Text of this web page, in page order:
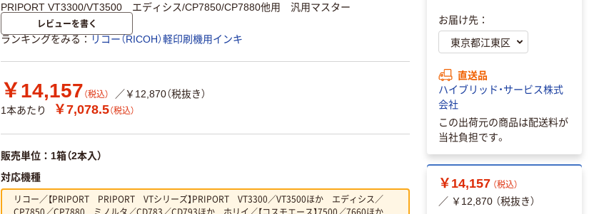
PRIPORT VT3300/VT3500 エディシス/CP7850/CP7880他用 汎用マスター
レビューを書く
ランキングをみる リコー（RICOH）軽印刷機用インキ
￥14,157 （税込）
／￥12,870（税抜き）
1本あたり
￥7,078.5（税込）
販売単位：1箱（2本入）
対応機種
リコー／【PRIPORT PRIPORT VTシリーズ】PRIPORT VT3300／VT3500ほか エディシス／
CP7850／CP7880 ミノルタ／CD783／CD793ほか ホリイ／【コスモエース】7500／7660ほか
お届け先：
直送品
ハイブリッド・サービス株式
会社
この出荷元の商品は配送料が
当社負担です。
￥14,157 （税込）
／ ￥12,870 （税抜き）